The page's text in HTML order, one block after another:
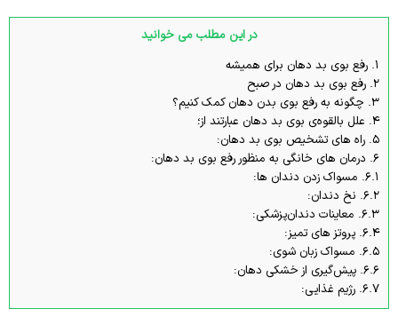
در این مطلب می خوانید
1. رفع بوی بد دهان برای همیشه
2. رفع بوی بد دهان در صبح
3. چگونه به رفع بوی بدن دهان کمک کنیم؟
4. علل بالقوه‌ی بوی بد دهان عبارتند از؛
5. راه های تشخیص بوی بد دهان:
6. درمان های خانگی به منظور رفع بوی بد دهان:
6.1. مسواک زدن دندان ها:
6.2. نخ دندان:
6.3. معاینات دندان‌پزشکی:
6.4. پروتز های تمیز:
6.5. مسواک زبان شوی:
6.6. پیش‌گیری از خشکی دهان:
6.7. رژیم غذایی: